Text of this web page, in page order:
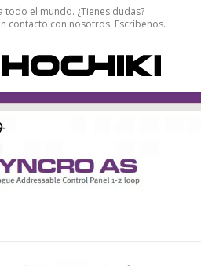
todo el mundo. ¿Tienes dudas?
contacto con nosotros. Escríbenos.